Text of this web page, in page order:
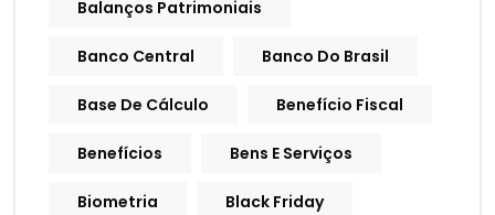
Balanços Patrimoniais
Banco Central Banco Do Brasil
Base De Cálculo Benefício Fiscal
Benefícios Bens E Serviços
Biometria Black Friday